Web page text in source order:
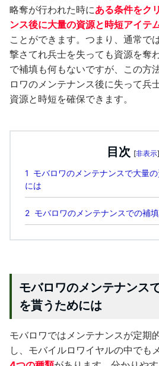
略奪が行われた時にある条件をク
ンス後に大量の資源と時短アイテ
ことができます。つまり、通常で
撃さてれ兵士を失っても資源を奪
で補填も何もないですが、この方
ロワのメンテナンス後に失って兵
資源と時短を確保できます。
目次 [非表示]
1
モバロワのメンテナンスで大量
には
2 モバロワのメンテナンスでの補
モバロワのメンテナンス
を貰うためには
モバロワではメンテナンスが定期
し、モバイルロワイヤルの中でも